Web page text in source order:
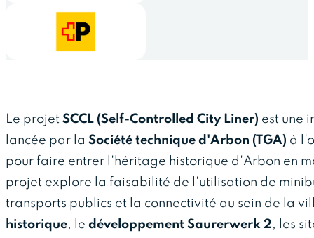
Le projet SCCL (Self-Controlled City Liner) est une
lancée par la Société technique d'Arbon (TGA) à
pour faire entrer l'héritage historique d'Arbon en
projet explore la faisabilité de l'utilisation de
transports publics et la connectivité au sein de la
historique, le développement Saurerwerk 2, les